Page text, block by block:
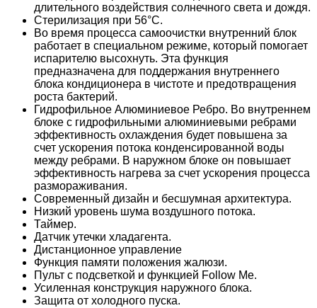
длительного воздействия солнечного света и дождя.
Стерилизация при 56°C.
Во время процесса самоочистки внутренний блок
работает в специальном режиме, который помогает
испарителю высохнуть. Эта функция
предназначена для поддержания внутреннего
блока кондиционера в чистоте и предотвращения
роста бактерий.
Гидрофильное Алюминиевое Ребро. Во внутреннем
блоке с гидрофильными алюминиевыми ребрами
эффективность охлаждения будет повышена за
счет ускорения потока конденсированной воды
между ребрами. В наружном блоке он повышает
эффективность нагрева за счет ускорения процесса
размораживания.
Современный дизайн и бесшумная архитектура.
Низкий уровень шума воздушного потока.
Таймер.
Датчик утечки хладагента.
Дистанционное управление
Функция памяти положения жалюзи.
Пульт с подсветкой и функцией Follow Me.
Усиленная конструкция наружного блока.
Защита от холодного пуска.